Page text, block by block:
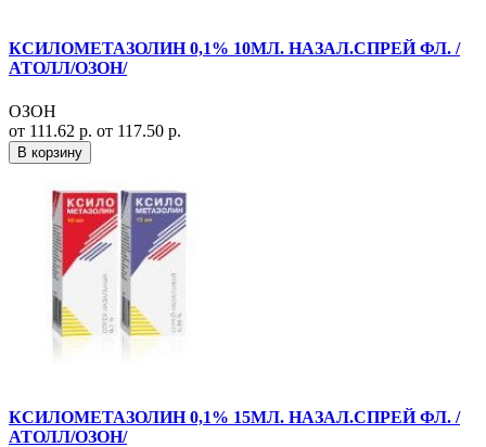
КСИЛОМЕТАЗОЛИН 0,1% 10МЛ. НАЗАЛ.СПРЕЙ ФЛ. /
АТОЛЛ/ОЗОН/
ОЗОН
от 111.62 р. от 117.50 р.
В корзину
КСИЛОМЕТАЗОЛИН 0,1% 15МЛ. НАЗАЛ.СПРЕЙ ФЛ. /
АТОЛЛ/ОЗОН/